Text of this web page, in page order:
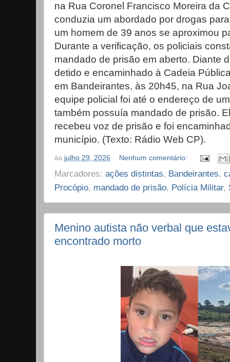
na Rua Coronel Francisco Moreira da
conduzia um abordado por drogas
um homem de 39 anos se aproximou
Durante a verificação, os policiais
mandado de prisão em aberto. Diante
detido e encaminhado à Cadeia
em Bandeirantes, às 20h45, na Rua
equipe policial foi até o endereço de
também possuía mandado de prisão.
recebeu voz de prisão e foi
município. (Texto: Rádio Web CP).
às julho 29, 2026 Nenhum comentário:
Marcadores: ações distintas, Bandeirantes,
Procópio, mandado de prisão, Polícia Militar,
Menino autista não verbal que
encontrado morto